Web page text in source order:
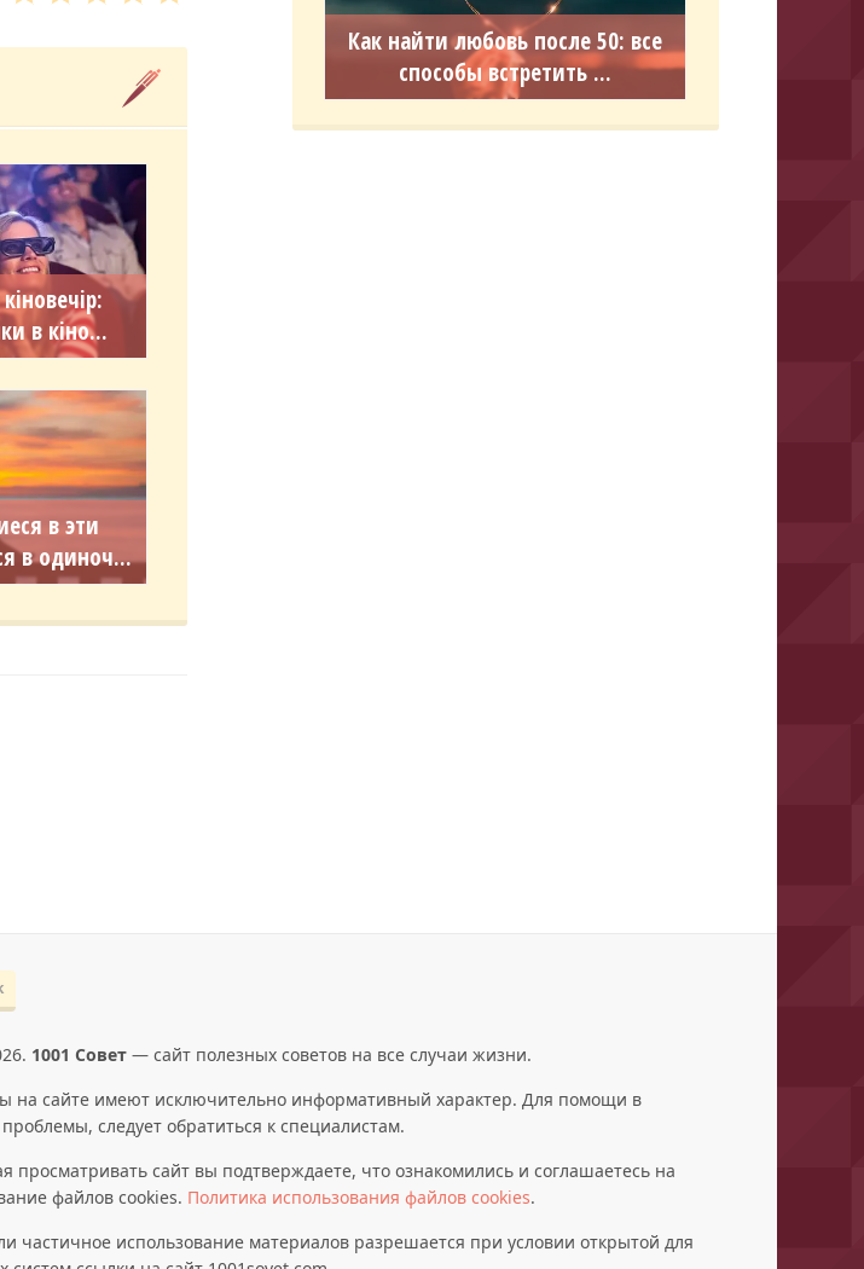
в кіно...
в эти
в одиноч...
Как найти любовь после 50: все
способы встретить ...
1001 Совет— сайт полезных советов на все случаи жизни.
на сайте имеют исключительно информативный характер. Для помощи в
следует обратиться к специалистам.
просматривать сайт вы подтверждаете, что ознакомились и соглашаетесь на
файлов cookies. Политика использования файлов cookies.
частичное использование материалов разрешается при условии открытой для